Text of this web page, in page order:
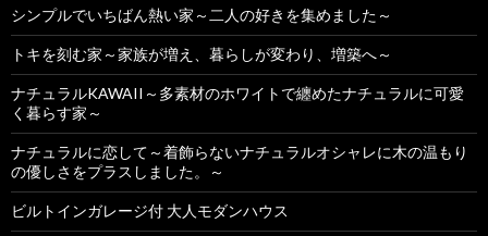
シンプルでいちばん熱い家～二人の好きを集めました～
トキを刻む家～家族が増え、暮らしが変わり、増築へ～
ナチュラルKAWAII～多素材のホワイトで纏めたナチュラルに可愛
く暮らす家～
ナチュラルに恋して～着飾らないナチュラルオシャレに木の温もり
の優しさをプラスしました。～
ビルトインガレージ付 大人モダンハウス